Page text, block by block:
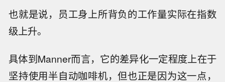
年第二季度营业利润率为13.3%，低于去年同期
的17%，主要原因系促销活动、店内员工工资和
福利的增量投资以及销售组合转变，但某些市场
定价部分抵消了这些影响。